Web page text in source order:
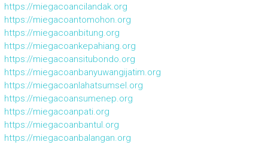
https://miegacoancilandak.org
https://miegacoantomohon.org
https://miegacoanbitung.org
https://miegacoankepahiang.org
https://miegacoansitubondo.org
https://miegacoanbanyuwangijatim.org
https://miegacoanlahatsumsel.org
https://miegacoansumenep.org
https://miegacoanpati.org
https://miegacoanbantul.org
https://miegacoanbalangan.org